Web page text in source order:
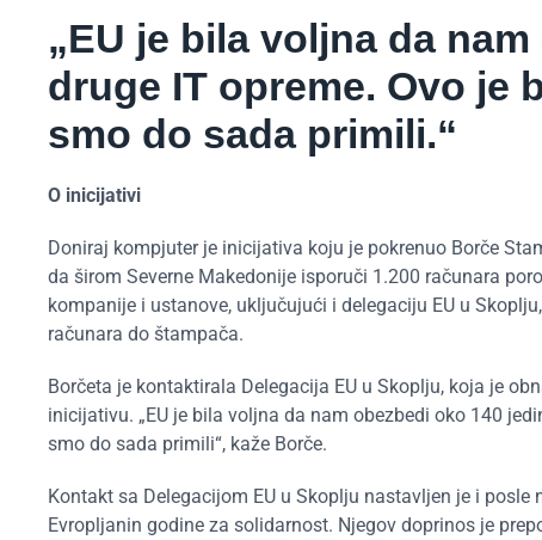
„EU je bila voljna da
druge IT opreme. Ovo je
smo do sada primili.“
O inicijativi
Doniraj kompjuter je inicijativa koju je pokrenuo Borče
da širom Severne Makedonije isporuči 1.200 računara
kompanije i ustanove, uključujući i delegaciju EU u
računara do štampača.
Borčeta je kontaktirala Delegacija EU u Skoplju, koja je
inicijativu. „EU je bila voljna da nam obezbedi oko 140
smo do sada primili“, kaže Borče.
Kontakt sa Delegacijom EU u Skoplju nastavljen je i
Evropljanin godine za solidarnost. Njegov doprinos je